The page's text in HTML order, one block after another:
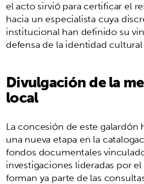
el acto sirvió para certificar el
hacia un especialista cuya
institucional han definido su
defensa de la identidad
Divulgación de la
local
La concesión de este
una nueva etapa en la
fondos documentales
investigaciones lideradas por
forman ya parte de las